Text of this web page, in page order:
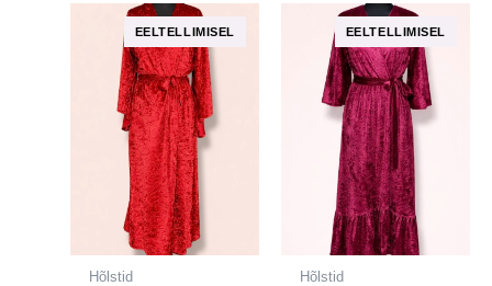
Hõlstid Hõlstid